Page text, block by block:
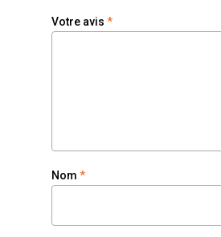
Votre avis *
Nom *